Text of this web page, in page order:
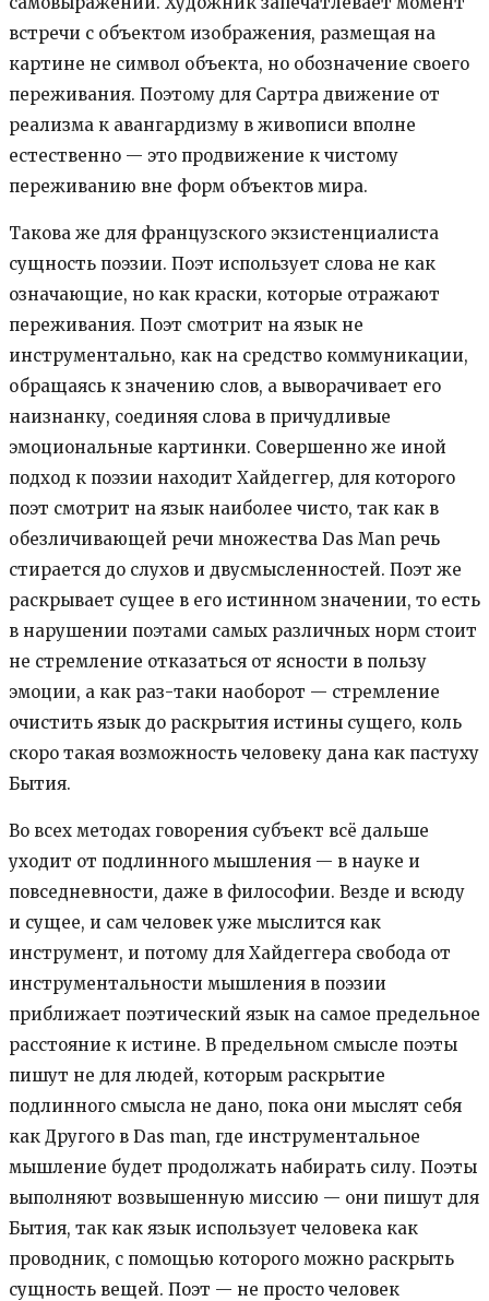
встречи с объектом изображения, размещая на
картине не символ объекта, но обозначение своего
переживания. Поэтому для Сартра движение от
реализма к авангардизму в живописи вполне
естественно — это продвижение к чистому
переживанию вне форм объектов мира.
Такова же для французского экзистенциалиста
сущность поэзии. Поэт использует слова не как
означающие, но как краски, которые отражают
переживания. Поэт смотрит на язык не
инструментально, как на средство коммуникации,
обращаясь к значению слов, а выворачивает его
наизнанку, соединяя слова в причудливые
эмоциональные картинки. Совершенно же иной
подход к поэзии находит Хайдеггер, для которого
поэт смотрит на язык наиболее чисто, так как в
обезличивающей речи множества Das Man речь
стирается до слухов и двусмысленностей. Поэт же
раскрывает сущее в его истинном значении, то есть
в нарушении поэтами самых различных норм стоит
не стремление отказаться от ясности в пользу
эмоции, а как раз-таки наоборот — стремление
очистить язык до раскрытия истины сущего, коль
скоро такая возможность человеку дана как пастуху
Бытия.
Во всех методах говорения субъект всё дальше
уходит от подлинного мышления — в науке и
повседневности, даже в философии. Везде и всюду
и сущее, и сам человек уже мыслится как
инструмент, и потому для Хайдеггера свобода от
инструментальности мышления в поэзии
приближает поэтический язык на самое предельное
расстояние к истине. В предельном смысле поэты
пишут не для людей, которым раскрытие
подлинного смысла не дано, пока они мыслят себя
как Другого в Das man, где инструментальное
мышление будет продолжать набирать силу. Поэты
выполняют возвышенную миссию — они пишут для
Бытия, так как язык использует человека как
проводник, с помощью которого можно раскрыть
сущность вещей. Поэт — не просто человек